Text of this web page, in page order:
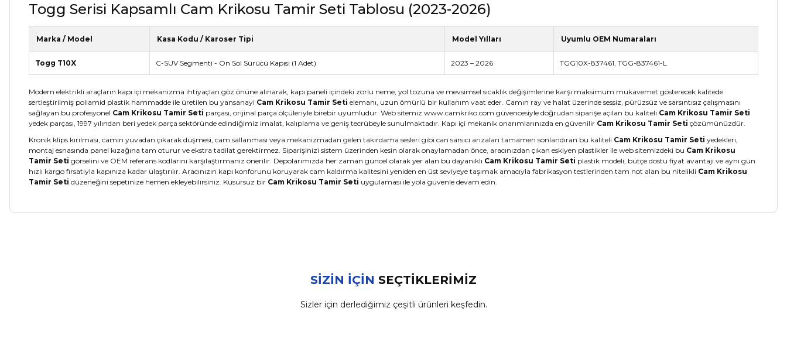
Togg Serisi Kapsamlı Cam Krikosu Tamir Seti Tablosu (2023-2026)
Marka / Model Kasa Kodu / Karoser Tipi Model Yılları Uyumlu OEM Numaraları
Togg T10X C-SUV Segmenti - Ön Sol Sürücü Kapısı (1 Adet) 2023 – 2026 TGG10X-837461, TGG-837461-L
Modern elektrikli araçların kapı içi mekanizma ihtiyaçları göz önüne alınarak, kapı paneli içindeki zorlu neme, yol tozuna ve mevsimsel sıcaklık değişimlerine karşı maksimum mukavemet gösterecek kalitede
sertleştirilmiş poliamid plastik hammadde ile üretilen bu yansanayi Cam Krikosu Tamir Seti elemanı, uzun ömürlü bir kullanım vaat eder. Camın ray ve halat üzerinde sessiz, pürüzsüz ve sarsıntısız çalışmasını
sağlayan bu profesyonel Cam Krikosu Tamir Seti parçası, orijinal parça ölçüleriyle birebir uyumludur. Web sitemiz www.camkriko.com güvencesiyle doğrudan siparişe açılan bu kaliteli Cam Krikosu Tamir Seti
yedek parçası, 1997 yılından beri yedek parça sektöründe edindiğimiz imalat, kalıplama ve geniş tecrübeyle sunulmaktadır. Kapı içi mekanik onarımlarınızda en güvenilir Cam Krikosu Tamir Seti çözümünüzdür.
Kronik klips kırılması, camın yuvadan çıkarak düşmesi, cam sallanması veya mekanizmadan gelen takırdama sesleri gibi can sarsıcı arızaları tamamen sonlandıran bu kaliteli Cam Krikosu Tamir Seti yedekleri,
montaj esnasında panel kızağına tam oturur ve ekstra tadilat gerektirmez. Siparişinizi sistem üzerinden kesin olarak onaylamadan önce, aracınızdan çıkan eskiyen plastikler ile web sitemizdeki bu Cam Krikosu
Tamir Seti görselini ve OEM referans kodlarını karşılaştırmanız önerilir. Depolarımızda her zaman güncel olarak yer alan bu dayanıklı Cam Krikosu Tamir Seti plastik modeli, bütçe dostu fiyat avantajı ve aynı gün
hızlı kargo fırsatıyla kapınıza kadar ulaştırılır. Aracınızın kapı konforunu koruyarak cam kaldırma kalitesini yeniden en üst seviyeye taşımak amacıyla fabrikasyon testlerinden tam not alan bu nitelikli Cam Krikosu
Tamir Seti düzeneğini sepetinize hemen ekleyebilirsiniz. Kusursuz bir Cam Krikosu Tamir Seti uygulaması ile yola güvenle devam edin.
Bu ürüne ilk yorumu siz yapın!
Yorum Yaz
SİZİN İÇİN SEÇTİKLERİMİZ
Sizler için derlediğimiz çeşitli ürünleri keşfedin.